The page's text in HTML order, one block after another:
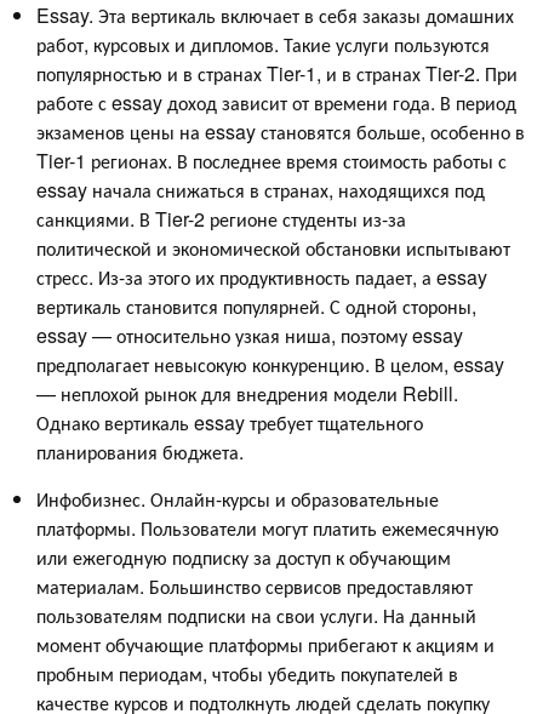
Essay. Эта вертикаль включает в себя заказы домашних
работ, курсовых и дипломов. Такие услуги пользуются
популярностью и в странах Tier-1, и в странах Tier-2. При
работе с essay доход зависит от времени года. В период
экзаменов цены на essay становятся больше, особенно в
Tier-1 регионах. В последнее время стоимость работы с
essay начала снижаться в странах, находящихся под
санкциями. В Tier-2 регионе студенты из-за
политической и экономической обстановки испытывают
стресс. Из-за этого их продуктивность падает, а essay
вертикаль становится популярней. С одной стороны,
essay — относительно узкая ниша, поэтому essay
предполагает невысокую конкуренцию. В целом, essay
— неплохой рынок для внедрения модели Rebill.
Однако вертикаль essay требует тщательного
планирования бюджета.
Инфобизнес. Онлайн-курсы и образовательные
платформы. Пользователи могут платить ежемесячную
или ежегодную подписку за доступ к обучающим
материалам. Большинство сервисов предоставляют
пользователям подписки на свои услуги. На данный
момент обучающие платформы прибегают к акциям и
пробным периодам, чтобы убедить покупателей в
качестве курсов и подтолкнуть людей сделать покупку